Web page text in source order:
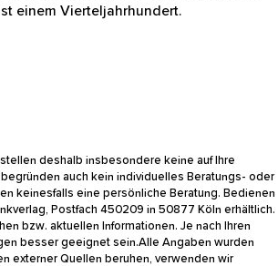
von fast einem
stellen deshalb insbesondere keine auf Ihre
begründen auch kein individuelles Beratungs-
keinesfalls eine persönliche Beratung.
den Bankverlag, Postfach 450209 in 50877 Köln
erforderlichen bzw. aktuellen Informationen. Je
besser geeignet sein.Alle Angaben
Grafiken externer Quellen beruhen, verwenden